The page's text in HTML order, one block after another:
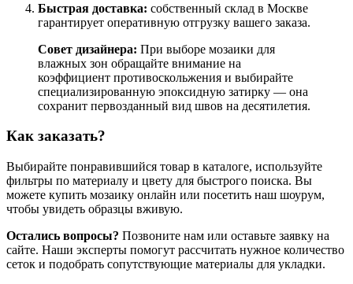
Быстрая доставка: собственный склад в Москве
гарантирует оперативную отгрузку вашего заказа.
Совет дизайнера: При выборе мозаики для
влажных зон обращайте внимание на
коэффициент противоскольжения и выбирайте
специализированную эпоксидную затирку — она
сохранит первозданный вид швов на десятилетия.
Как заказать?
Выбирайте понравившийся товар в каталоге, используйте
фильтры по материалу и цвету для быстрого поиска. Вы
можете купить мозаику онлайн или посетить наш шоурум,
чтобы увидеть образцы вживую.
Остались вопросы? Позвоните нам или оставьте заявку на
сайте. Наши эксперты помогут рассчитать нужное количество
сеток и подобрать сопутствующие материалы для укладки.